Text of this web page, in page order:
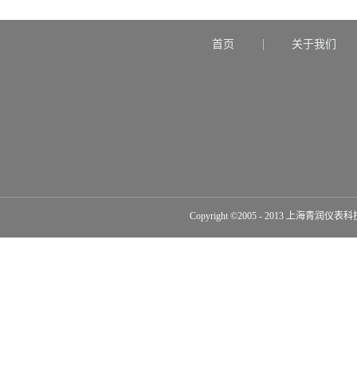
首页 关于我们
Copyright ©2005 - 2013 上海青润仪表科